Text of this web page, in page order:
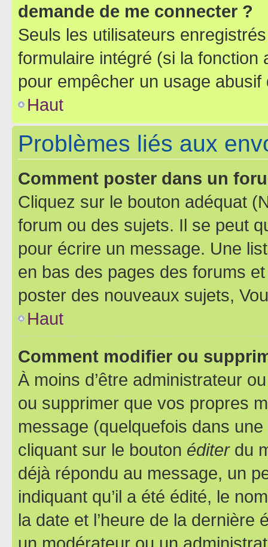
demande de me connecter ?
Seuls les utilisateurs
formulaire intégré (si la fonction
pour empêcher un usage
Haut
Problèmes liés aux
Comment poster dans un
Cliquez sur le bouton adéquat
forum ou des sujets. Il se peut
pour écrire un message. Une
en bas des pages des forums
poster des nouveaux sujets,
Haut
Comment modifier ou
À moins d’être administrateur
ou supprimer que vos propres
message (quelquefois dans
cliquant sur le bouton éditerdu
déjà répondu au message, un
indiquant qu’il a été édité, le
la date et l’heure de la dernière